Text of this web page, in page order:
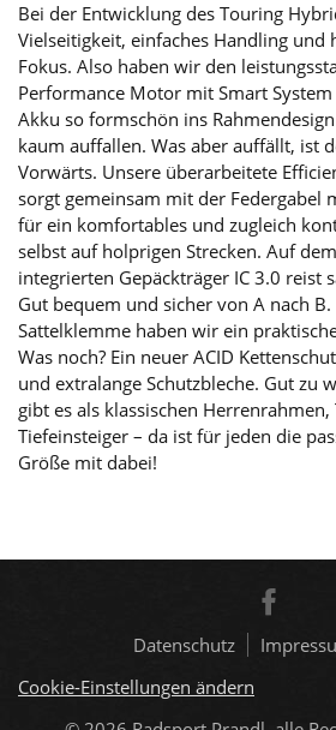
Bei der Entwicklung des Touring
Vielseitigkeit, einfaches Handling
Fokus. Also haben wir den
Performance Motor mit Smart
Akku so formschön ins
kaum auffallen. Was aber auffällt, ist
Vorwärts. Unsere überarbeitete
sorgt gemeinsam mit der Federgabel
für ein komfortables und zugleich
selbst auf holprigen Strecken. Auf
integrierten Gepäckträger IC 3.0 reist
Gut bequem und sicher von A nach
Sattelklemme haben wir ein
Was noch? Ein neuer ACID
und extralange Schutzbleche. Gut zu
gibt es als klassischen
Tiefeinsteiger – da ist für jeden die
Größe mit dabei!
Datenschutz
Cookie-Einstellungen ändern